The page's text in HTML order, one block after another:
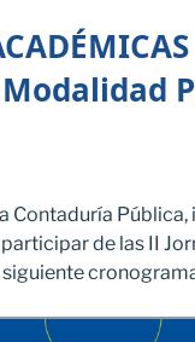
Modalidad
Contaduría
de las II